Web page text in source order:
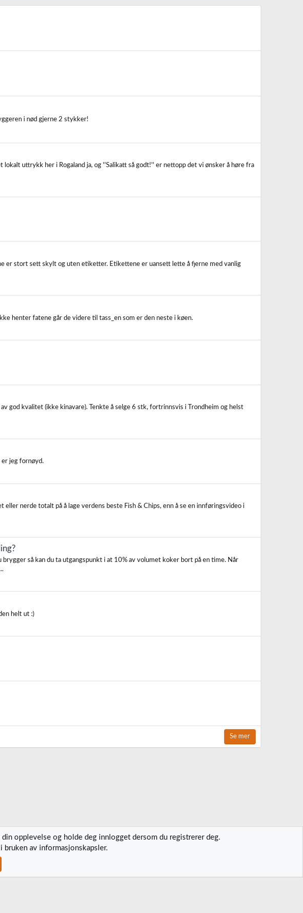
i nød gjerne 2 stykker!
uttrykk her i Rogaland ja, og ''Salikatt så godt!'' er nettopp det vi ønsker å høre fra
er stort sett skylt og uten etiketter. Etikettene er uansett lette å fjerne med vanlig
henter fatene går de videre til tass_en som er den neste i køen.
god kvalitet (ikke kinavare). Tenkte å selge 6 stk, fortrinnsvis i Trondheim og helst
er jeg fornøyd.
nerde totalt på å lage verdens beste Fish & Chips, enn å se en innføringsvideo i
så kan du ta utgangspunkt i at 10% av volumet koker bort på en time. Når
helt ut :)
Se mer
Kontakt oss Vilkår og regler
opplevelse og holde deg innlogget dersom du registrerer deg.
av informasjonskapsler.